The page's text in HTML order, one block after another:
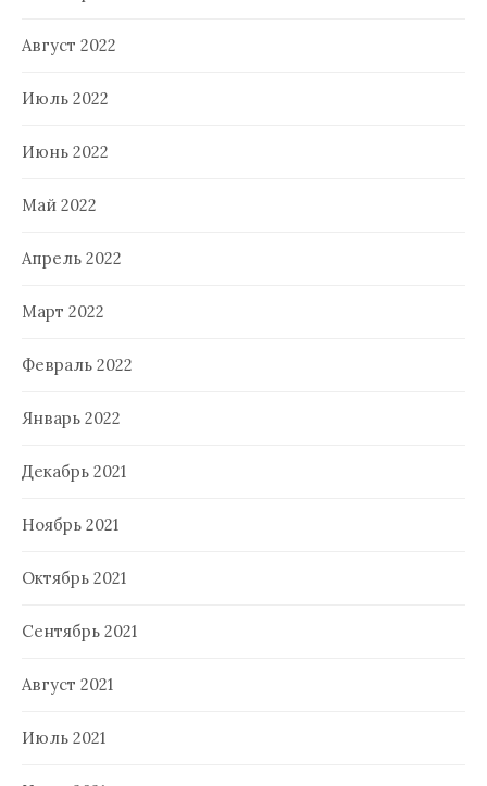
Август 2022
Июль 2022
Июнь 2022
Май 2022
Апрель 2022
Март 2022
Февраль 2022
Январь 2022
Декабрь 2021
Ноябрь 2021
Октябрь 2021
Сентябрь 2021
Август 2021
Июль 2021